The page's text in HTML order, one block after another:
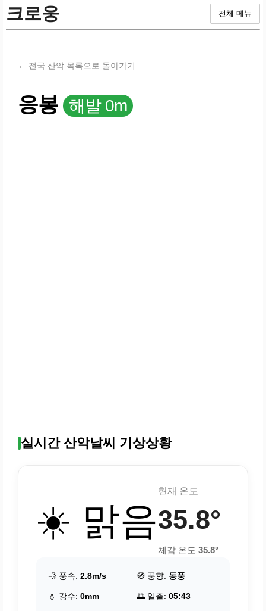
크로웅 전체 메뉴
← 전국 산악 목록으로 돌아가기
응봉 해발 0m
실시간 산악날씨 기상상황
☀️ 맑음
현재 온도
35.8°
체감 온도 35.8°
💨 풍속: 2.8m/s 🧭 풍향: 동풍
💧 강수: 0mm 🌅 일출: 05:43